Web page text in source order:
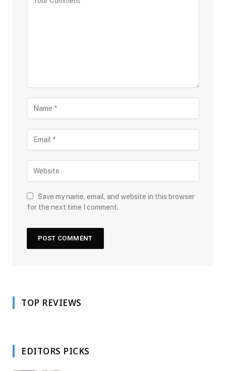
Save my name, email, and website in this browser
for the next time I comment.
TOP REVIEWS
EDITORS PICKS